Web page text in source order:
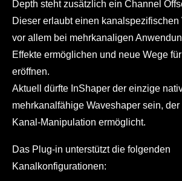
Depth steht zusätzlich ein Channel
Dieser erlaubt einen kanalspezifischen
vor allem bei mehrkanaligen
Effekte ermöglichen und neue Wege
eröffnen.
Aktuell dürfte InShaper der einzige
mehrkanalfähige Waveshaper sein,
Kanal-Manipulation ermöglicht.
Das Plug-in unterstützt die folgenden
Kanalkonfigurationen: